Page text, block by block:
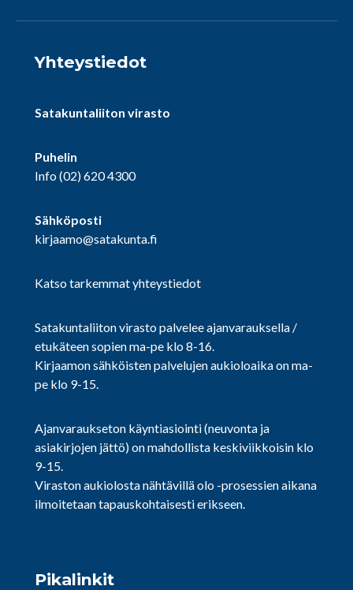
Yhteystiedot
Satakuntaliiton virasto
Puhelin
Info(02) 620 4300
Sähköposti
kirjaamo@satakunta.fi
Katso tarkemmat yhteystiedot
Satakuntaliiton virasto palvelee ajanvarauksella /
etukäteen sopien ma-pe klo 8-16.
Kirjaamon sähköisten palvelujen aukioloaika on ma-
pe klo 9-15.
Ajanvaraukseton käyntiasiointi (neuvonta ja
asiakirjojen jättö) on mahdollista keskiviikkoisin klo
9-15.
Viraston aukiolosta nähtävillä olo -prosessien aikana
ilmoitetaan tapauskohtaisesti erikseen.
Pikalinkit